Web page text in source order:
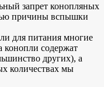
запрет конопляных
причины вспышки
для питания многие
конопли содержат
других), а
количествах мы